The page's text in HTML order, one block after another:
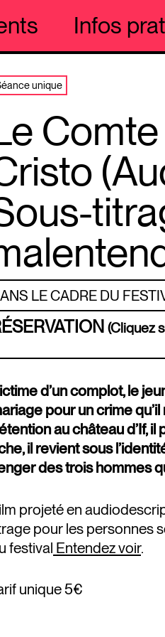
Infos
LE CADRE DU
unique
(Cliquez
d’un complot, le
pour un crime
au château d’If,
il revient sous
des trois hommes
projeté en
pour les personnes
festival Entendez voir.
unique 5€